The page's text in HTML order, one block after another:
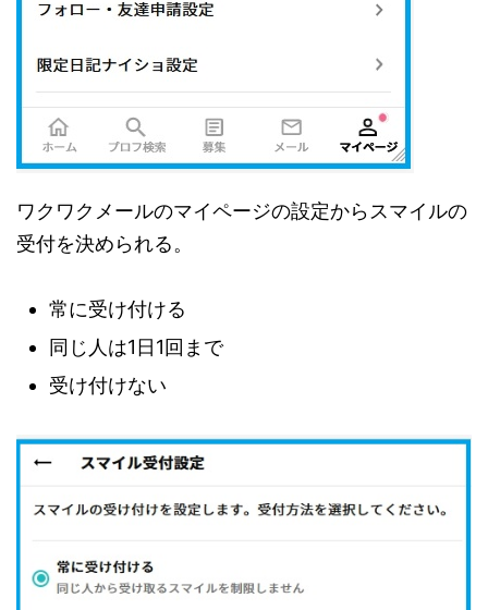
ワクワクメールのマイページの設定からスマイルの
受付を決められる。
常に受け付ける
同じ人は1日1回まで
受け付けない